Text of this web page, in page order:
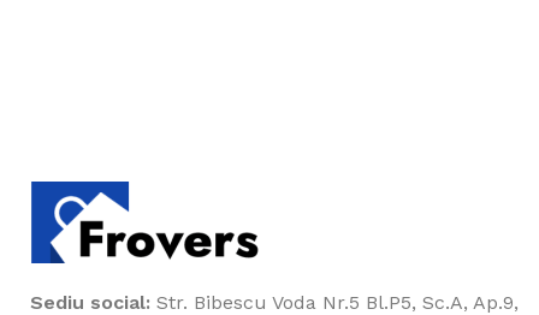
Sediu social: Str. Bibescu Voda Nr.5 Bl.P5, Sc.A, Ap.9,